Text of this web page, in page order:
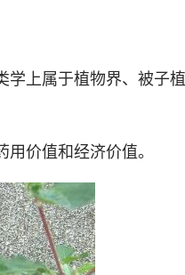
学上属于植物界、被子植
价值和经济价值。